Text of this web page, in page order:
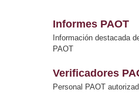
Informes PAOT
Información destacada
PAOT
Verificadores
Personal PAOT